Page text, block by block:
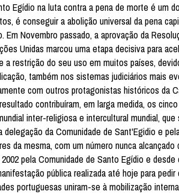
Egídio na luta contra a pena de morte é um
é conseguir a abolição universal da pena
Novembro passado, a aprovação da
Unidas marcou uma etapa decisiva para
a restrição do seu uso em muitos países,
também nos sistemas judiciários mais
com outros protagonistas históricos da
contribuíram, em larga medida, os
inter-religiosa e intercultural mundial,
da Comunidade de Sant'Egidio e
da mesma, com um número nunca
pela Comunidade de Santo Egídio e
pública realizada até hoje para
portuguesas uniram-se à mobilização